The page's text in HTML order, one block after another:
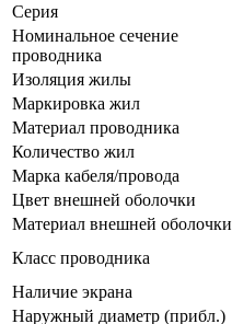
Серия
Номинальное сечение
проводника
Изоляция жилы
Маркировка жил
Материал проводника
Количество жил
Марка кабеля/провода
Цвет внешней оболочки
Материал внешней оболочки
Класс проводника
Наличие экрана
Наружный диаметр (прибл.)